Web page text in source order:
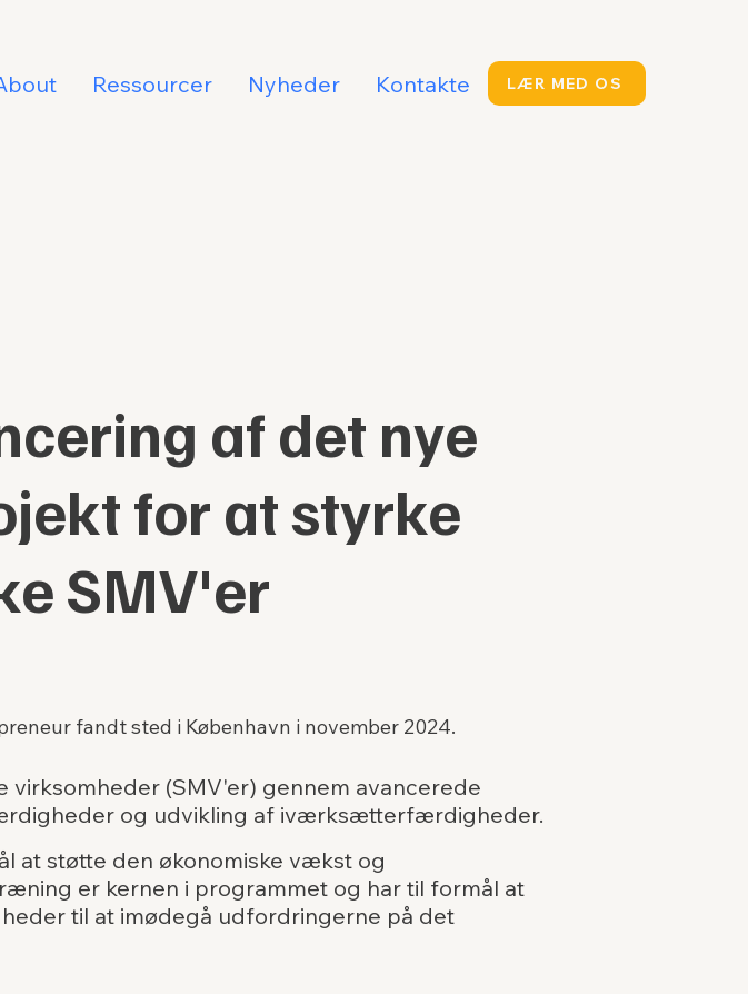
Ressourcer Nyheder Kontakte LÆR MED OS
af det nye
for at styrke
SMV'er
fandt sted i København i november 2024.
(SMV'er) gennem avancerede
og udvikling af iværksætterfærdigheder.
at støtte den økonomiske vækst og
er kernen i programmet og har til formål at
til at imødegå udfordringerne på det